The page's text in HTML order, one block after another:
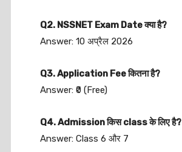
Q2. NSSNET Exam Date क्या है?
Answer: 10 अप्रैल 2026
Q3. Application Fee कितना है?
Answer: ₹0 (Free)
Q4. Admission किस class के लिए है?
Answer: Class 6 और 7